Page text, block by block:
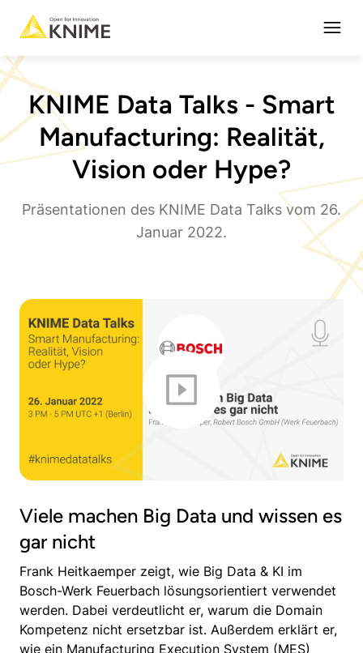
KNIME Data Talks - Smart
Manufacturing: Realität,
Vision oder Hype?
Präsentationen des KNIME Data Talks vom 26.
Januar 2022.
Viele machen Big Data und wissen es
gar nicht
Frank Heitkaemper zeigt, wie Big Data & KI im
Bosch-Werk Feuerbach lösungsorientiert verwendet
werden. Dabei verdeutlicht er, warum die Domain
Kompetenz nicht ersetzbar ist. Außerdem erklärt er,
wie ein Manufacturing Execution System (MES)